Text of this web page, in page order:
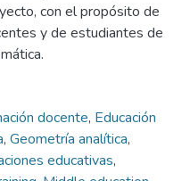
con el propósito de
y de estudiantes de
docente, Educación
, Geometría analítica,
educativas,